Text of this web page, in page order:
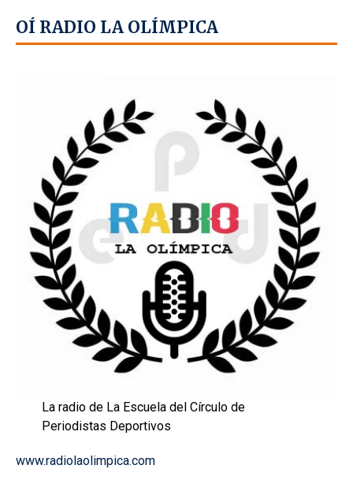
OÍ RADIO LA OLÍMPICA
La radio de La Escuela del Círculo de
Periodistas Deportivos
www.radiolaolimpica.com